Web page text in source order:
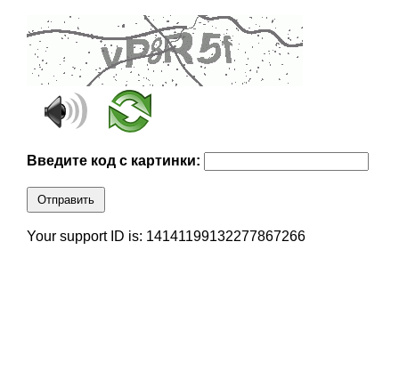
Введите код с картинки:
Отправить
Your support ID is: 14141199132277867266